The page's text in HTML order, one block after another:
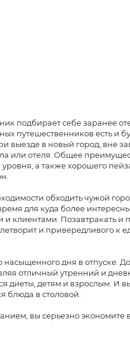
подбирает себе заранее
путешественников есть и
выезде в новый город, вне
или отеля. Общее
а также хорошего
обходить чужой
для куда более
клиентами. Позавтракать и
и привередливого к
дня в отпуске.
отличный утренний и
диеты, детям и взрослым. И
блюда в столовой.
вы серьезно экономите